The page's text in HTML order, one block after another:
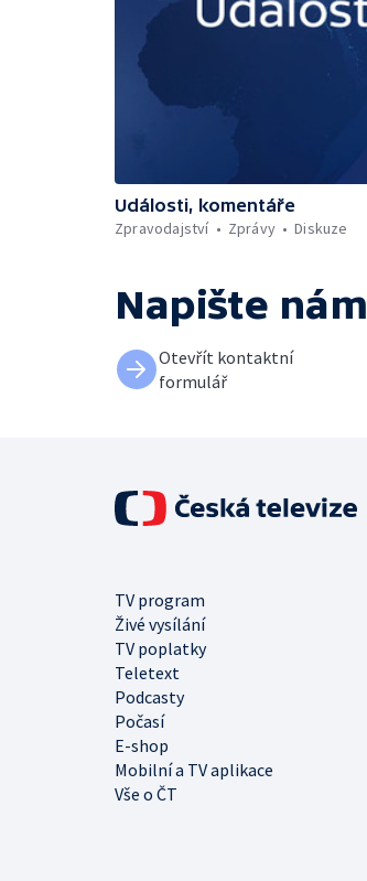
Události, komentáře
Zpravodajství
Zprávy Diskuze
Napište nám
Otevřít kontaktní
formulář
TV program
Živé vysílání
TV poplatky
Teletext
Podcasty
Počasí
E-shop
Mobilní a TV aplikace
Vše o ČT